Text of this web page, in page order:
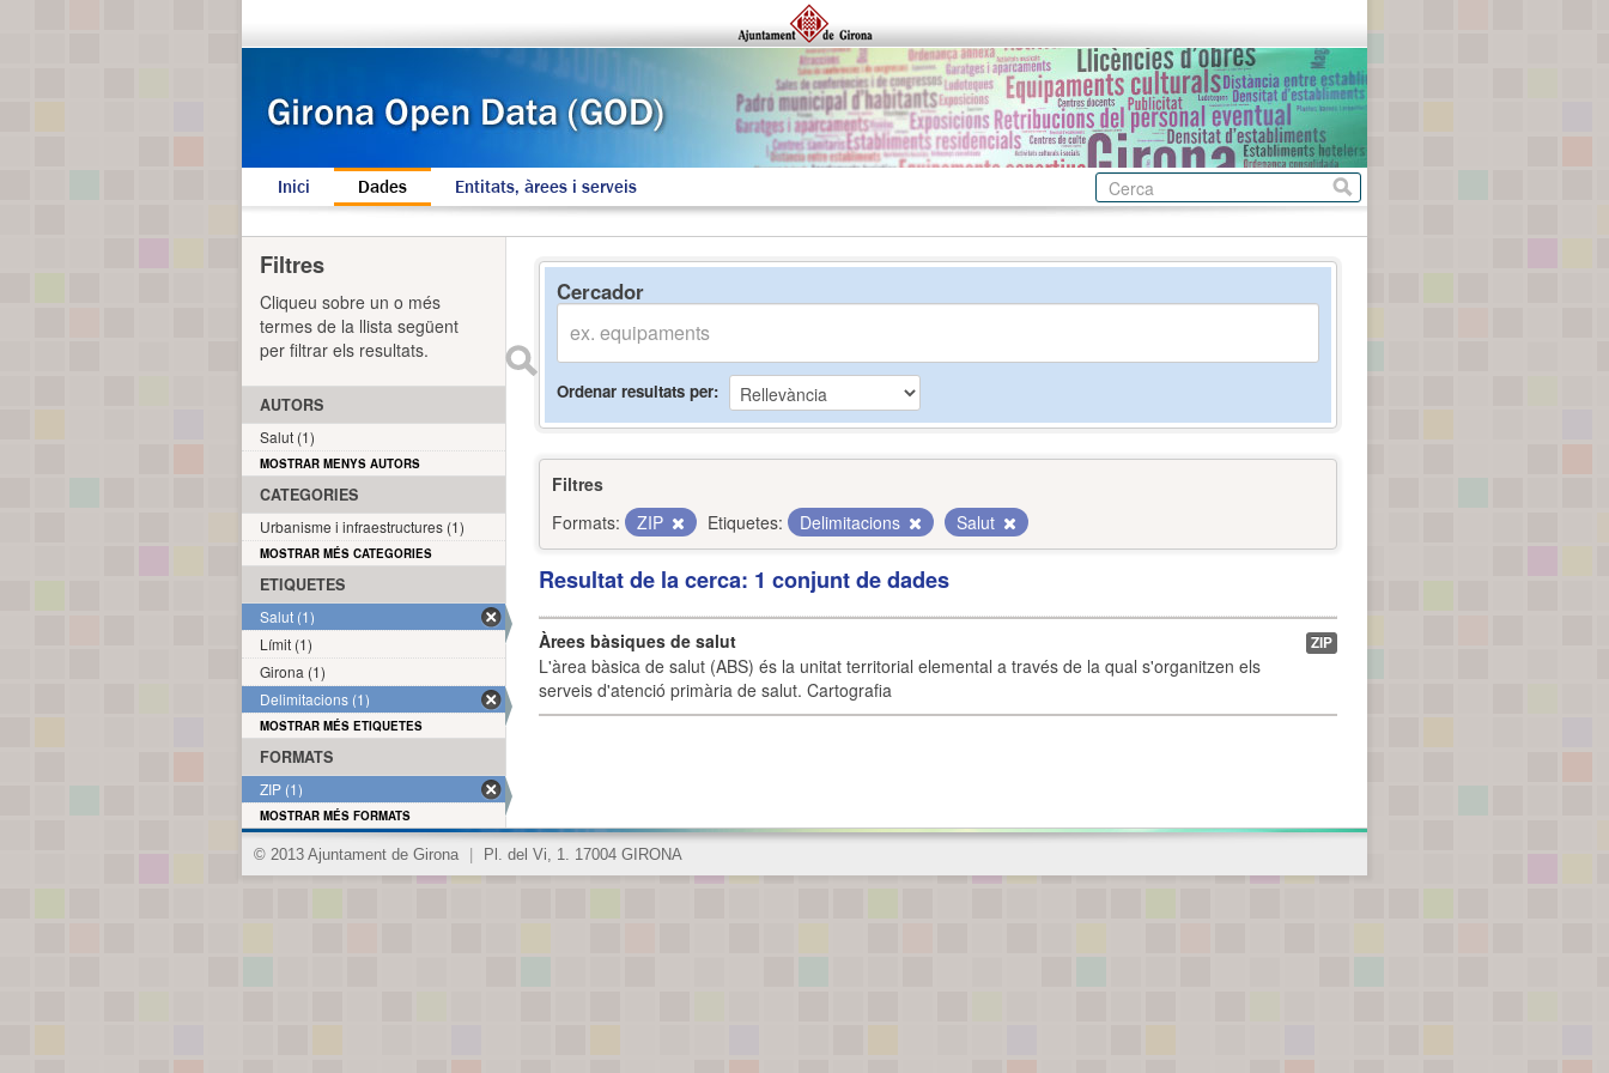
Inici Dades Entitats, àrees i serveis
Cercador
Ordenar resultats per
Filtres
Formats:
ZIP Etiquetes: Delimitacions Salut
Resultat de la cerca: 1 conjunt de dades
Àrees bàsiques de salut
L'àrea bàsica de salut (ABS) és la unitat territorial elemental a través de la qual s'organitzen els
serveis d'atenció primària de salut. Cartografia
ZIP
Filtres
Cliqueu sobre un o més
termes de la llista següent
per filtrar els resultats.
AUTORS
Salut (1)
MOSTRAR MENYS AUTORS
CATEGORIES
Urbanisme i infraestructures (1)
MOSTRAR MÉS CATEGORIES
ETIQUETES
Salut (1)
Límit (1)
Girona (1)
Delimitacions (1)
MOSTRAR MÉS ETIQUETES
FORMATS
ZIP (1)
MOSTRAR MÉS FORMATS
© 2013 Ajuntament de Girona Pl. del Vi, 1. 17004 GIRONA